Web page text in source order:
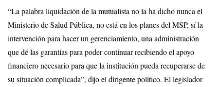
“La palabra liquidación de la mutualista no la ha dicho nunca el
Ministerio de Salud Pública, no está en los planes del MSP, sí la
intervención para hacer un gerenciamiento, una administración
que dé las garantías para poder continuar recibiendo el apoyo
financiero necesario para que la institución pueda recuperarse de
su situación complicada”, dijo el dirigente político. El legislador